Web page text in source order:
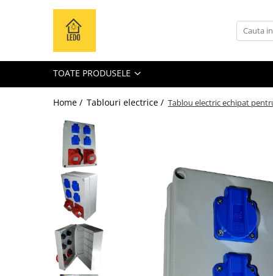
Toate Produsele
Tuburi LED
Tablouri electrice
Tablouri metalice
Dulapuri metalice
Tablouri din plastic
Tablouri organizare de santier
Accesorii tablouri electrice
Aparataj tablouri electrice
Sigurante automate
Sigurante fuzibile
TOATE PRODUSELE
Home / Tablouri electrice / Tablou electric echipat